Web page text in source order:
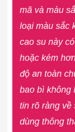
mã và màu
loại màu sắc
cao su này
hoặc kém
độ an toàn
bao bì không
tin rõ ràng về
dùng thông